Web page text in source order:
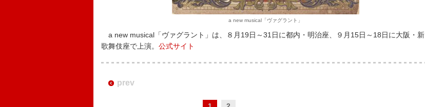
a new musical「ヴァグラント」
a new musical「ヴァグラント」は、８月19日～31日に都内・明治座、９月15日～18日に大阪・新
歌舞伎座で上演。 公式サイト
prev